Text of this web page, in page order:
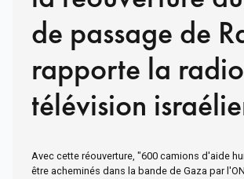
de passage de
rapporte la
télévision
KAN
Avec cette réouverture, "600 camions d'aide
être acheminés dans la bande de Gaza par